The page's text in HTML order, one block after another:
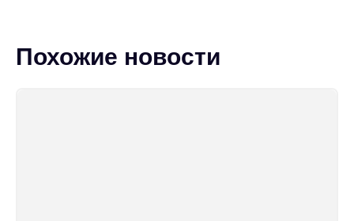
Похожие новости